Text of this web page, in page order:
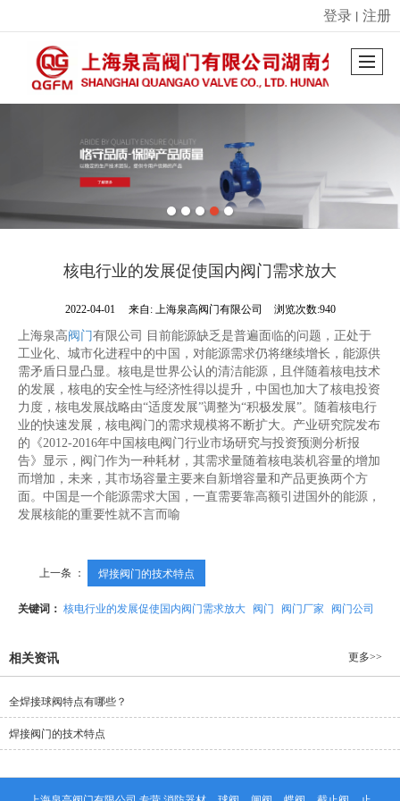
很遗憾，因您的浏览器版本过低导致无法获得最佳浏览体验，推荐下载安装谷歌浏览器！
登录 丨 注册
核电行业的发展促使国内阀门需求放大
2022-04-01 来自: 上海泉高阀门有限公司 浏览次数:940
上海泉高阀门有限公司 目前能源缺乏是普遍面临的问题，正处于
工业化、城市化进程中的中国，对能源需求仍将继续增长，能源供
需矛盾日显凸显。核电是世界公认的清洁能源，且伴随着核电技术
的发展，核电的安全性与经济性得以提升，中国也加大了核电投资
力度，核电发展战略由“适度发展”调整为“积极发展”。随着核电行
业的快速发展，核电阀门的需求规模将不断扩大。产业研究院发布
的《2012-2016年中国核电阀门行业市场研究与投资预测分析报
告》显示，阀门作为一种耗材，其需求量随着核电装机容量的增加
而增加，未来，其市场容量主要来自新增容量和产品更换两个方
面。中国是一个能源需求大国，一直需要靠高额引进国外的能源，
发展核能的重要性就不言而喻
上一条 ： 焊接阀门的技术特点
关键词： 核电行业的发展促使国内阀门需求放大 阀门 阀门厂家 阀门公司
相关资讯 更多>>
全焊接球阀特点有哪些？
焊接阀门的技术特点